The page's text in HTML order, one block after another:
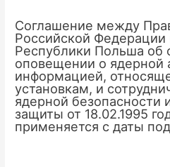
Соглашение между
Российской Федерации
Республики Польша об
оповещении о ядерной
информацией,
установкам, и
ядерной безопасности
защиты от 18.02.1995
применяется с даты